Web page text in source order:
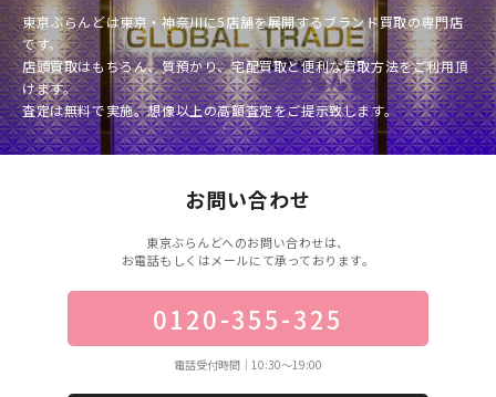
東京ぶらんどは東京・神奈川に5店舗を展開するブランド買取の専門店
です。
店頭買取はもちろん、質預かり、宅配買取と便利な買取方法をご利用頂
けます。
査定は無料で実施。想像以上の高額査定をご提示致します。
お問い合わせ
東京ぶらんどへのお問い合わせは、
お電話もしくはメールにて承っております。
0120-355-325
電話受付時間｜10:30〜19:00